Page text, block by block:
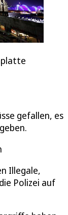
gefallen, es
Illegale,
Polizei auf